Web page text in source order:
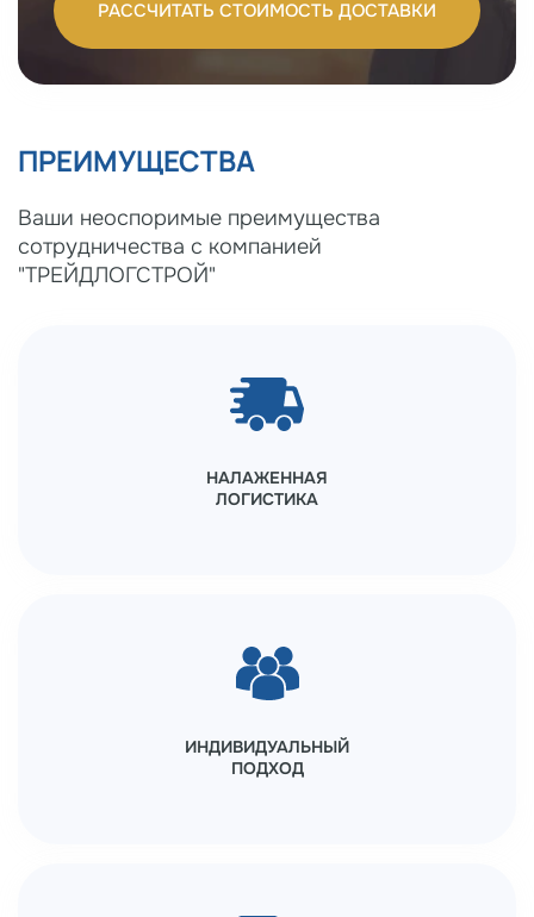
РАССЧИТАТЬ СТОИМОСТЬ ДОСТАВКИ
ПРЕИМУЩЕСТВА
Ваши неоспоримые преимущества
сотрудничества с компанией
"ТРЕЙДЛОГСТРОЙ"
НАЛАЖЕННАЯ
ЛОГИСТИКА
ИНДИВИДУАЛЬНЫЙ
ПОДХОД